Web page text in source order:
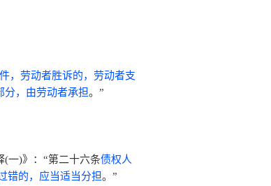
，劳动者胜诉的，劳动者支
分，由劳动者承担。”
(一)》：“第二十六条债权人
错的，应当适当分担。”